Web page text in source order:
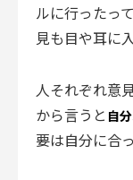
ルに行ったっ
見も目や耳に
人それぞれ意
から言うと 自
要は自分に合